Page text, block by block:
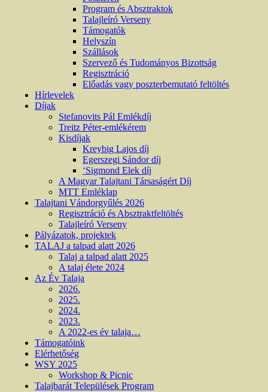
Program és Absztraktok
Talajleíró Verseny
Támogatók
Helyszín
Szállások
Szervező és Tudományos Bizottság
Regisztráció
Előadás vagy poszterbemutató feltöltés
Hírlevelek
Díjak
Stefanovits Pál Emlékdíj
Treitz Péter-emlékérem
Kisdíjak
Kreybig Lajos díj
Egerszegi Sándor díj
‘Sigmond Elek díj
A Magyar Talajtani Társaságért Díj
MTT Emléklap
Talajtani Vándorgyűlés 2026
Regisztráció és Absztraktfeltöltés
Talajleíró Verseny
Pályázatok, projektek
TALAJ a talpad alatt 2026
Talaj a talpad alatt 2025
A talaj élete 2024
Az Év Talaja
2026.
2025.
2024.
2023.
A 2022-es év talaja…
Támogatóink
Elérhetőség
WSY 2025
Workshop & Picnic
Talajbarát Települések Program